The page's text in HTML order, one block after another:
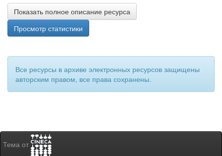
Показать полное описание ресурса
Просмотр статистики
Все ресурсы в архиве электронных ресурсов защищены
авторским правом, все права сохранены.
Тема от